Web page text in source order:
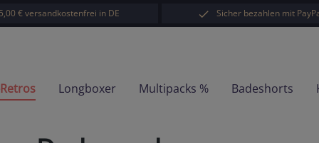
€ versandkostenfrei in DE Sicher bezahlen mit
Longboxer Multipacks % Badeshorts